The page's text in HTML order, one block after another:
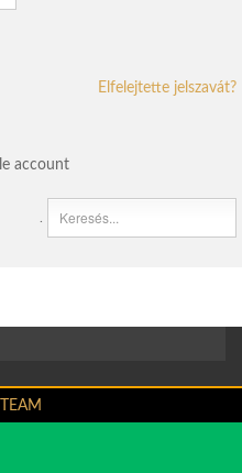
Elfelejtette jelszavát?
account